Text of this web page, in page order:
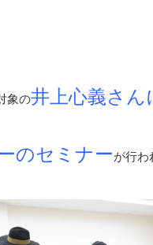
象の井上心義さん
のセミナーが行わ